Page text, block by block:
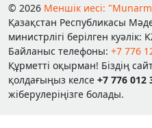
© 2026 Меншік иесі:
Қазақстан Республикасы
министрлігі берілген куәлік:
Байланыс телефоны: +7 776
Құрметті оқырман! Біздің
қолдағыңыз келсе +7 776 012
жіберулеріңізге болады.